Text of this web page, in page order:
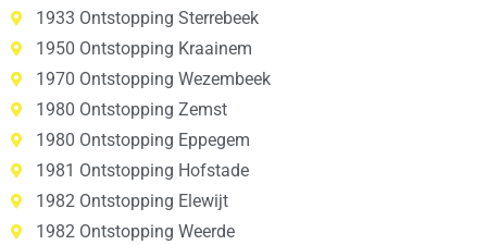
1933 Ontstopping Sterrebeek
1950 Ontstopping Kraainem
1970 Ontstopping Wezembeek
1980 Ontstopping Zemst
1980 Ontstopping Eppegem
1981 Ontstopping Hofstade
1982 Ontstopping Elewijt
1982 Ontstopping Weerde